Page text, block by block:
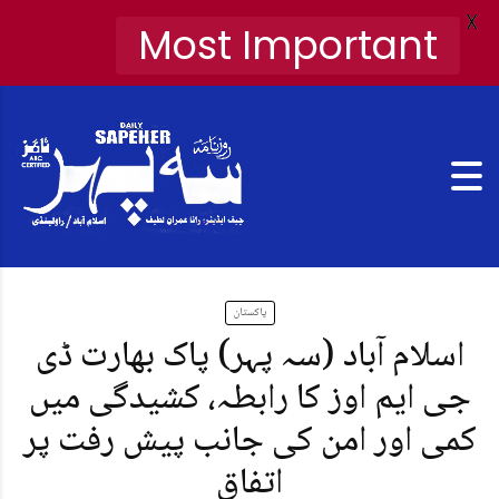
پاکستان
اسلام آباد (سہ پہر) پاک بھارت ڈی
جی ایم اوز کا رابطہ، کشیدگی میں
کمی اور امن کی جانب پیش رفت پر
اتفاق
Most Important X